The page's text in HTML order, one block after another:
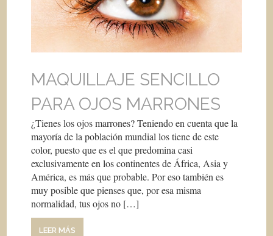
MAQUILLAJE SENCILLO
PARA OJOS MARRONES
¿Tienes los ojos marrones? Teniendo en cuenta que la
mayoría de la población mundial los tiene de este
color, puesto que es el que predomina casi
exclusivamente en los continentes de África, Asia y
América, es más que probable. Por eso también es
muy posible que pienses que, por esa misma
normalidad, tus ojos no […]
LEER MÁS